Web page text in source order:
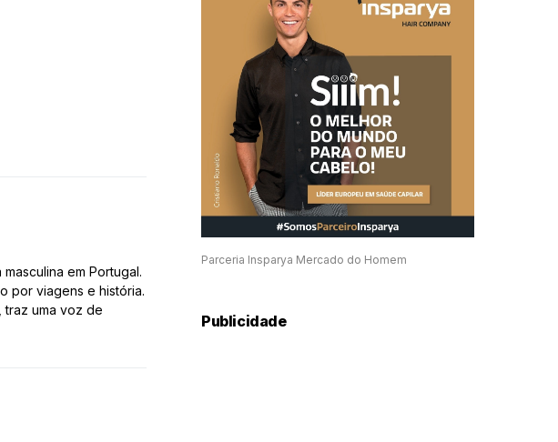
em Portugal.
por viagens e história.
uma voz de
Parceria Insparya Mercado do Homem
Publicidade